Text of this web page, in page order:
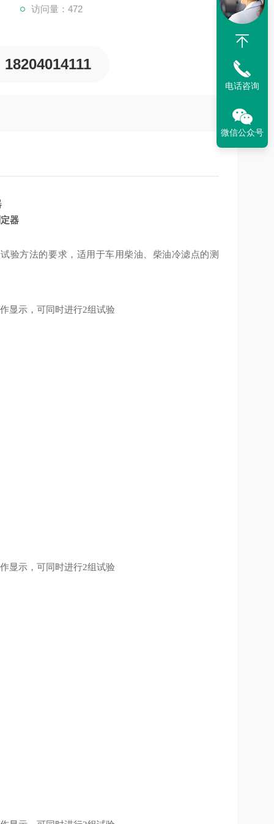
访问量：472
18204014111
器
试验方法的要求，适用于车用柴油、柴油冷滤点的测
显示，可同时进行2组试验
显示，可同时进行2组试验
电话咨询
微信公众号